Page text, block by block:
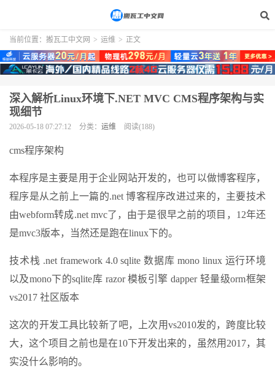
当前位置： 搬瓦工中文网 > 运维 > 正文
深入解析Linux环境下.NET MVC CMS程序架构与实
现细节
2026-05-18 07:27:12 分类： 运维 阅读(188)
cms程序架构
本程序是主要是用于企业网站开发的，也可以做博客程序，
程序是从之前上一篇的.net 博客程序改进过来的，主要技术
由webform转成.net mvc了，由于是很早之前的项目，12年还
是mvc3版本，当然还是跑在linux下的。
技术栈 .net framework 4.0 sqlite 数据库 mono linux 运行环境
以及mono下的sqlite库 razor 模板引擎 dapper 轻量级orm框架
vs2017 社区版本
这次的开发工具比较新了吧，上次用vs2010发的，跨度比较
大，这个项目之前也是在10下开发出来的，虽然用2017，其
实没什么影响的。